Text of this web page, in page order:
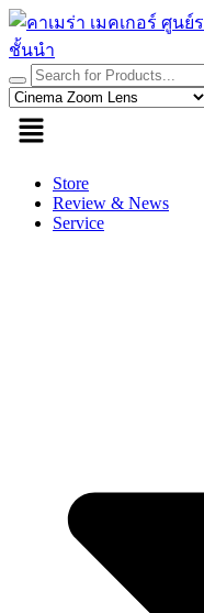
Skip
to
content
Store
Review & News
Service